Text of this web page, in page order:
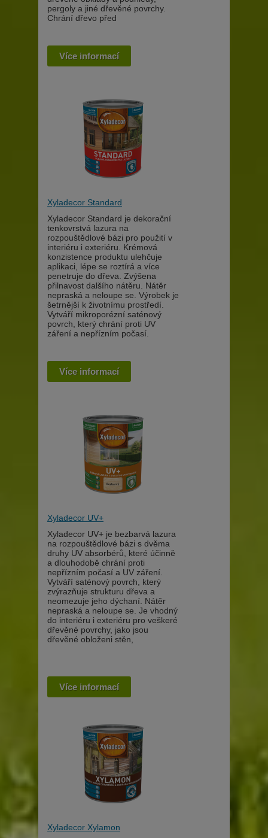
pergoly a jiné dřevěné povrchy.
Chrání dřevo před
Více informací
Xyladecor Standard
Xyladecor Standard je dekorační
tenkovrstvá lazura na
rozpouštědlové bázi pro použití v
interiéru i exteriéru. Krémová
konzistence produktu ulehčuje
aplikaci, lépe se roztírá a více
penetruje do dřeva. Zvýšena
přilnavost dalšího nátěru. Nátěr
nepraská a neloupe se. Výrobek je
šetrnější k životnímu prostředí.
Vytváří mikroporézní saténový
povrch, který chrání proti UV
záření a nepřízním počasí.
Více informací
Xyladecor UV+
Xyladecor UV+ je bezbarvá lazura
na rozpouštědlové bázi s dvěma
druhy UV absorbérů, které účinně
a dlouhodobě chrání proti
nepřízním počasí a UV záření.
Vytváří saténový povrch, který
zvýrazňuje strukturu dřeva a
neomezuje jeho dýchaní. Nátěr
nepraská a neloupe se. Je vhodný
do interiéru i exteriéru pro veškeré
dřevěné povrchy, jako jsou
dřevěné obloženi stěn,
Více informací
Xyladecor Xylamon